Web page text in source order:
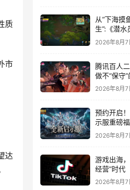
质
市
达
从“下海摸
生”:《潜水
DLC《丛
8月14日
2026年8月7
腾讯百人
做不“保守
2026年8月7
预约开启
示服重磅
2026年8月7
游戏出海
经营”时代
2026年8月7